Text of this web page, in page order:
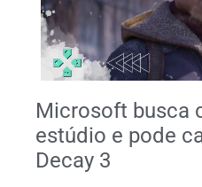
Microsoft busca
estúdio e pode
Decay 3